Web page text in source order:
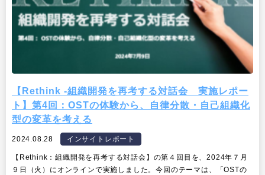
【Rethink -組織開発を再考する対話会 実施レポー
ト】第4回：OSTの体験から、自律分散・自己組織化
型の変革を考える
2024.08.28 インサイトレポート
【Rethink：組織開発を再考する対話会】の第４回目を、2024年７月
９日（火）にオンラインで実施しました。今回のテーマは、「OSTの